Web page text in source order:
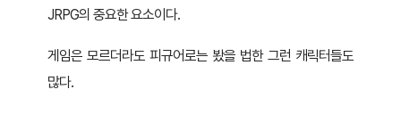
JRPG의 중요한 요소이다.
게임은 모르더라도 피규어로는 봤을 법한 그런 캐릭터들도
많다.